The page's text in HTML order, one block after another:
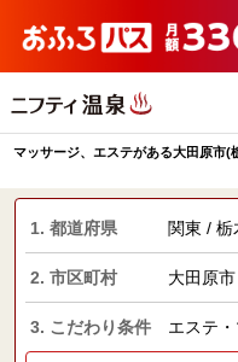
マッサージ、エステがある大田原市(
1. 都道府県 関東 / 栃
2. 市区町村 大田原市
3. こだわり条件 エステ